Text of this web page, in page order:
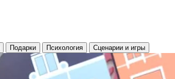
Подарки Психология Сценарии и игры